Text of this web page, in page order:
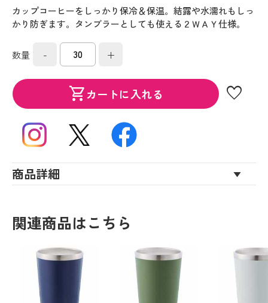
カップコーヒーをしっかり保冷＆保温。結露や水濡れもしっ
かり防ぎます。タンブラーとしても使える２ＷＡＹ仕様。
数量 - +
shopping_cartカートに入れる favorite
商品詳細
関連商品はこちら